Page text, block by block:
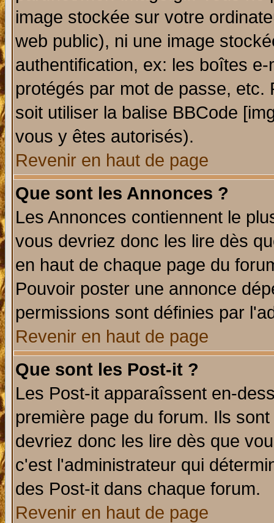
image stockée sur votre
web public), ni une image
authentification, ex: les boîtes
protégés par mot de passe,
soit utiliser la balise BBCode
vous y êtes autorisés).
Revenir en haut de page
Que sont les Annonces ?
Les Annonces contiennent le
vous devriez donc les lire dès
en haut de chaque page du
Pouvoir poster une annonce
permissions sont définies par
Revenir en haut de page
Que sont les Post-it ?
Les Post-it apparaîssent en-
première page du forum. Ils
devriez donc les lire dès que
c'est l'administrateur qui
des Post-it dans chaque forum.
Revenir en haut de page